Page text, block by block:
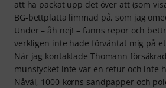
att ha packat upp det över att (som
BG-bettplatta limmad på, som jag
Under – åh nej! – fanns repor och
verkligen inte hade förväntat mig på
När jag kontaktade Thomann
munstycket inte var en retur och inte
Nåväl, 1000-korns sandpapper och